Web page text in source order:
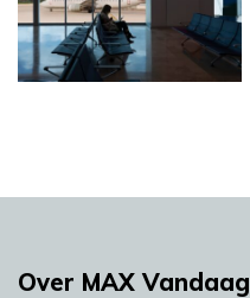
Over MAX Vandaag